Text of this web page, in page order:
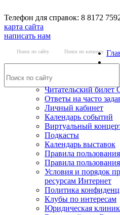
Телефон для справок: 8 8172
карта сайта
написать нам
Поиск по сайту Поиск по каталогу
Читательский
Ответы на часто
Личный кабинет
Календарь событий
Виртуальный
Подкасты
Календарь выставок
Правила
Правила
Условия и порядок
ресурсам Интернет
Политика
Клубы по интересам
Юридическая